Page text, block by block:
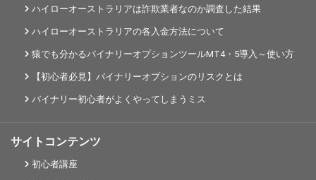
ハイローオーストラリアは詐欺業者なのか調査した結果
ハイローオーストラリアの各入金方法について
猿でも分かるバイナリーオプションツールMT4・5導入～使い方
【初心者必見】バイナリーオプションのリスクとは
バイナリー初心者がよくやってしまうミス
サイトコンテンツ
初心者講座